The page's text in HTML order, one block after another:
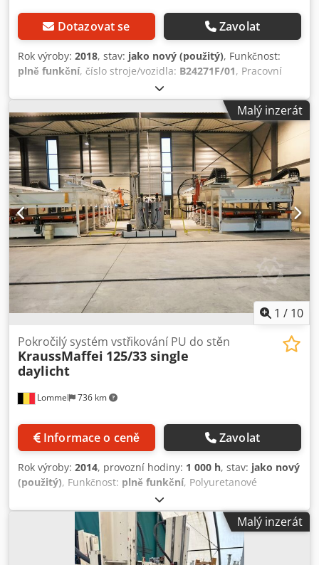
Dotazovat se Zavolat
Rok výroby: 2018, stav: jako nový (použitý), Funkčnost:
plně funkční, číslo stroje/vozidla: B24271F/01, Pracovní
délka: 3000 mm Pracovní šířka: 1000 mm Tloušťka lepení:
20 – 100 mm Počet úrovní: 3 Manuální otáčení Lisování je
provedeno jednostranným hydraulickým válcem Počet
válců na úroveň: 6 Tlakové válce jsou pevné Typ válce: Ø 40
x 150 mm Specifický tlak: 6 kg/cm² Počet přítlačných prvků
na úroveň: 3 Každý přítlačný prvek má pneumatický válec
Typ pneumatického válce: Ø 50 x 75 mm Každý přítlačný
prvek má vlastní ventil pro zapnutí/vypnutí vzduchu
Regulace tlaku pomocí regulátoru Hydraulická agregátní
jednotka Cedpfxjy Rruue Akqjrf Průtok čerpadla: 5,8 l Výkon
hydromotoru: 2,5 kW Max. tlak hydromotoru: 30 – 160 bar
Parkovací místo pro upínací prvky
Malý inzerát
1 / 10
Lommel 736 km
Pokročilý systém vstřikování PU do stěn
KraussMaffei 125/33 single
daylicht
Informace o ceně Zavolat
Rok výroby: 2014, provozní hodiny: 1 000 h, stav: jako nový
(použitý), Funkčnost: plně funkční, Polyuretanové
vstřikovací lisy KraussMaffei jsou konstruovány speciálně
pro vysoce kapacitní mimo provozní výrobu dřevěných
rámových konstrukcí. S velkou upínací deskou o rozměrech
12,5 × 3,3 m a uzavírací silou až 260 tun umožňují
vstřikování celých panelů stěn v jednom pracovním kroku—
Malý inzerát